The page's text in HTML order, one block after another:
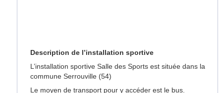
Description de l’installation sportive
L’installation sportive Salle des Sports est située dans la
commune Serrouville (54)
Le moyen de transport pour y accéder est le bus.